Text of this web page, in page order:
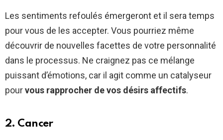
Les sentiments refoulés émergeront et il sera temps
pour vous de les accepter. Vous pourriez même
découvrir de nouvelles facettes de votre personnalité
dans le processus. Ne craignez pas ce mélange
puissant d’émotions, car il agit comme un catalyseur
pourvous rapprocher de vos désirs affectifs.
2. Cancer